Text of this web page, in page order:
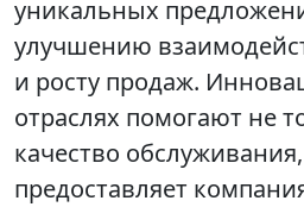
уникальных
улучшению
и росту продаж.
отраслях помогают не
качество
предоставляет